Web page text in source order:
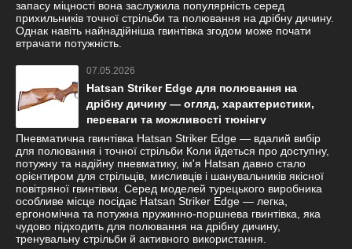
запасу міцності вона заслужила популярність серед
прихильників точної стрільби та полювання на дрібну дичину.
Однак навіть найнадійніша гвинтівка згодом може почати
втрачати потужність.
07.05.2026
Hatsan Striker Edge для полювання на
дрібну дичину — огляд, характеристики,
переваги та можливості тюнінгу
Пневматична гвинтівка Hatsan Striker Edge — вдалий вибір
для полювання і точної стрільби Коли йдеться про доступну,
потужну та надійну пневматику, ім'я Hatsan давно стало
орієнтиром для стрільців, мисливців і шанувальників якісної
повітряної гвинтівки. Серед моделей турецького виробника
особливе місце посідає Hatsan Striker Edge — легка,
ергономічна та потужна пружинно-поршнева гвинтівка, яка
чудово підходить для полювання на дрібну дичину,
тренувальну стрільби й активного використання.